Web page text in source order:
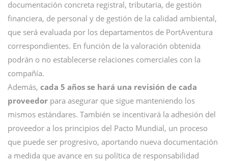
documentación concreta registral, tributaria, de gestión
financiera, de personal y de gestión de la calidad ambiental,
que será evaluada por los departamentos de PortAventura
correspondientes. En función de la valoración obtenida
podrán o no establecerse relaciones comerciales con la
compañía.
Además, cada 5 años se hará una revisión de cada
proveedor para asegurar que sigue manteniendo los
mismos estándares. También se incentivará la adhesión del
proveedor a los principios del Pacto Mundial, un proceso
que puede ser progresivo, aportando nueva documentación
a medida que avance en su política de responsabilidad